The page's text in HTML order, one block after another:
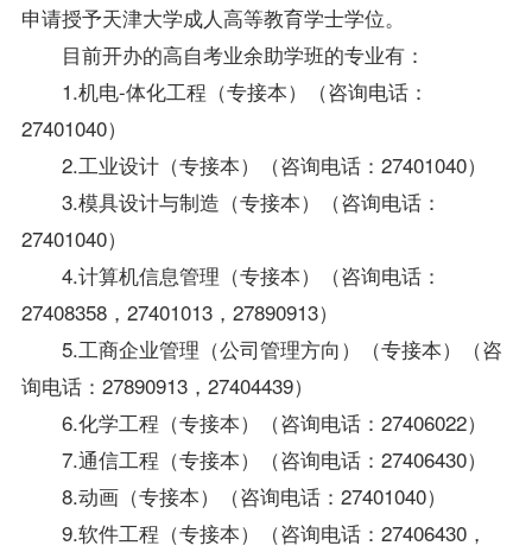
申请授予天津大学成人高等教育学士学位。
目前开办的高自考业余助学班的专业有：
1.机电-体化工程（专接本）（咨询电话：
27401040）
2.工业设计（专接本）（咨询电话：27401040）
3.模具设计与制造（专接本）（咨询电话：
27401040）
4.计算机信息管理（专接本）（咨询电话：
27408358，27401013，27890913）
5.工商企业管理（公司管理方向）（专接本）（咨
询电话：27890913，27404439）
6.化学工程（专接本）（咨询电话：27406022）
7.通信工程（专接本）（咨询电话：27406430）
8.动画（专接本）（咨询电话：27401040）
9.软件工程（专接本）（咨询电话：27406430，